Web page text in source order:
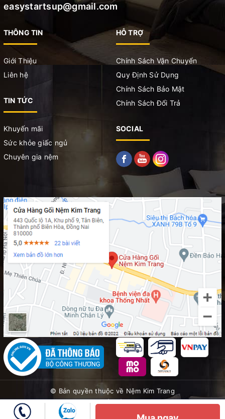
easystartsup@gmail.com
THÔNG TIN
Giới Thiệu
Liên hệ
TIN TỨC
Khuyến mãi
Sức khỏe giấc ngủ
Chuyên gia nệm
HỖ TRỢ
Chính Sách Vận Chuyển
Quy Định Sử Dụng
Chính Sách Bảo Mật
Chính Sách Đổi Trả
SOCIAL
© Bản quyền thuộc về Nệm Kim Trang
Cung cấp bởiSapo